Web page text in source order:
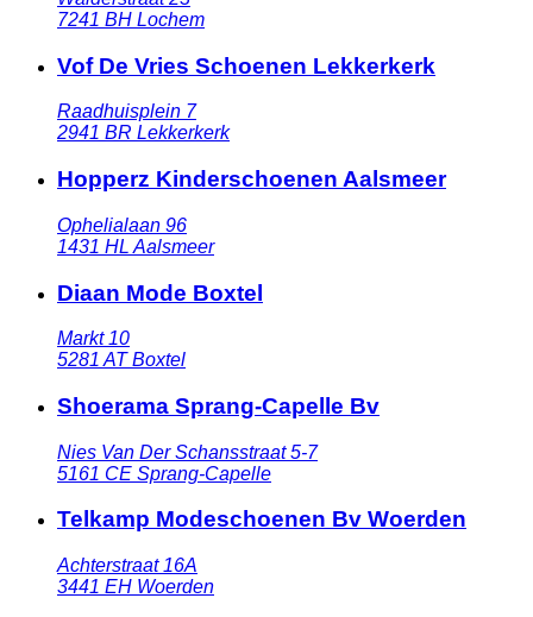
7241 BH Lochem
Vof De Vries Schoenen Lekkerkerk
Raadhuisplein 7
2941 BR Lekkerkerk
Hopperz Kinderschoenen Aalsmeer
Ophelialaan 96
1431 HL Aalsmeer
Diaan Mode Boxtel
Markt 10
5281 AT Boxtel
Shoerama Sprang-Capelle Bv
Nies Van Der Schansstraat 5-7
5161 CE Sprang-Capelle
Telkamp Modeschoenen Bv Woerden
Achterstraat 16A
3441 EH Woerden